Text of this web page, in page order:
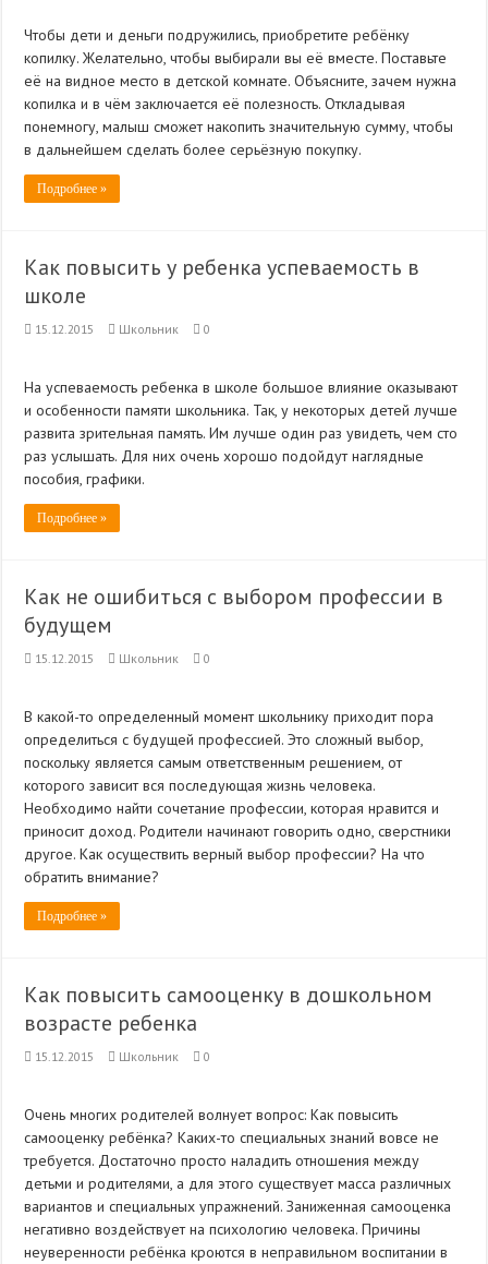
Чтобы дети и деньги подружились, приобретите ребёнку
копилку. Желательно, чтобы выбирали вы её вместе. Поставьте
её на видное место в детской комнате. Объясните, зачем нужна
копилка и в чём заключается её полезность. Откладывая
понемногу, малыш сможет накопить значительную сумму, чтобы
в дальнейшем сделать более серьёзную покупку.
Подробнее »
Как повысить у ребенка успеваемость в
школе
15.12.2015 Школьник 0
На успеваемость ребенка в школе большое влияние оказывают
и особенности памяти школьника. Так, у некоторых детей лучше
развита зрительная память. Им лучше один раз увидеть, чем сто
раз услышать. Для них очень хорошо подойдут наглядные
пособия, графики.
Подробнее »
Как не ошибиться с выбором профессии в
будущем
15.12.2015 Школьник 0
В какой-то определенный момент школьнику приходит пора
определиться с будущей профессией. Это сложный выбор,
поскольку является самым ответственным решением, от
которого зависит вся последующая жизнь человека.
Необходимо найти сочетание профессии, которая нравится и
приносит доход. Родители начинают говорить одно, сверстники
другое. Как осуществить верный выбор профессии? На что
обратить внимание?
Подробнее »
Как повысить самооценку в дошкольном
возрасте ребенка
15.12.2015 Школьник 0
Очень многих родителей волнует вопрос: Как повысить
самооценку ребёнка? Каких-то специальных знаний вовсе не
требуется. Достаточно просто наладить отношения между
детьми и родителями, а для этого существует масса различных
вариантов и специальных упражнений. Заниженная самооценка
негативно воздействует на психологию человека. Причины
неуверенности ребёнка кроются в неправильном воспитании в